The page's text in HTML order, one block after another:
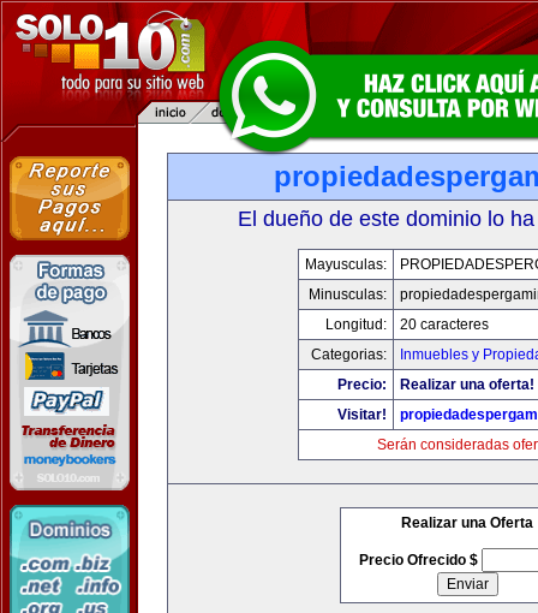
El dueño de este dominio lo
Mayusculas:
Minusculas:
Longitud:
20 caracteres
Categorias:
Inmuebles y
Precio:
Realizar una oferta!
Visitar!
Serán consideradas
Realizar una Oferta
Precio Ofrecido $